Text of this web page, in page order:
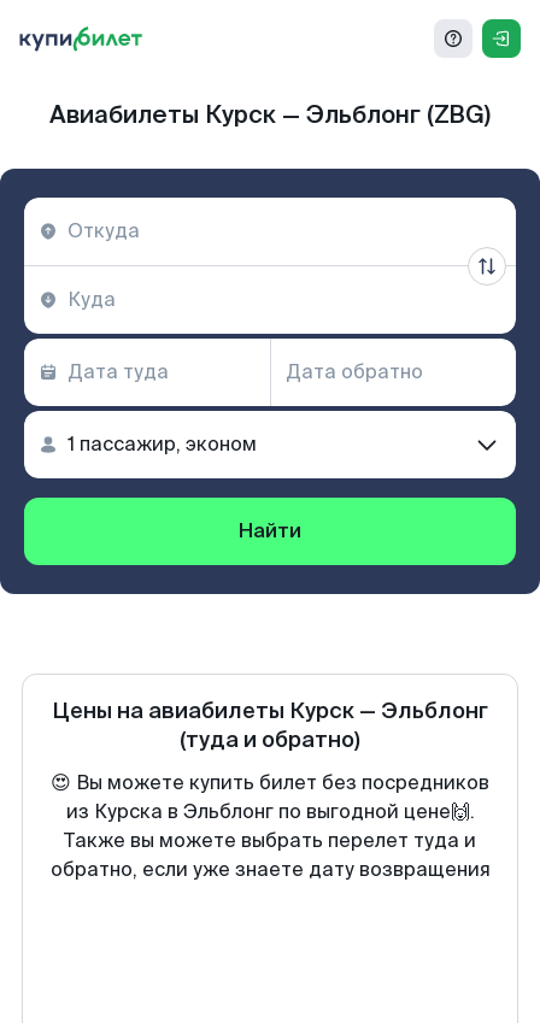
Авиабилеты Курск — Эльблонг (ZBG)
Найти
Цены на авиабилеты Курск — Эльблонг
(туда и обратно)
😍 Вы можете купить билет без посредников
из Курска в Эльблонг по выгодной цене🙌.
Также вы можете выбрать перелет туда и
обратно, если уже знаете дату возвращения